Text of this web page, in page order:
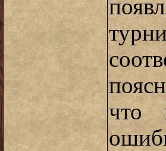
что